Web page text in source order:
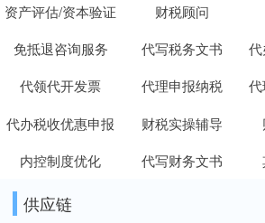
资产评估/资本验证
财税顾问
免抵退咨询服务
代写税务文书
代领代开发票
代理申报纳税
代办税收优惠申报
财税实操辅导
内控制度优化
代写财务文书
供应链